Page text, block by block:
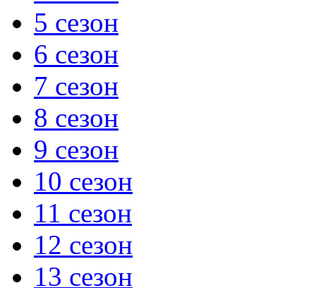
5 сезон
6 сезон
7 сезон
8 сезон
9 сезон
10 сезон
11 сезон
12 сезон
13 сезон